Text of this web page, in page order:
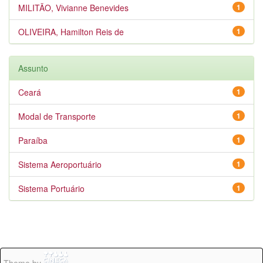
1
MILITÃO, Vivianne Benevides
1
OLIVEIRA, Hamilton Reis de
Assunto
1
Ceará
1
Modal de Transporte
1
Paraíba
1
Sistema Aeroportuário
1
Sistema Portuário